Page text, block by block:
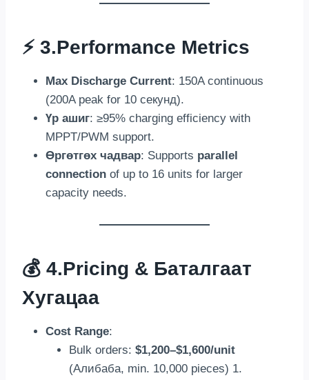
⚡ 3.Performance Metrics
Max Discharge Current: 150A continuous
(200A peak for 10 секунд).
Үр ашиг: ≥95% charging efficiency with
MPPT/PWM support.
Өргөтгөх чадвар: Supports parallel
connection of up to 16 units for larger
capacity needs.
💰 4.Pricing & Баталгаат
Хугацаа
Cost Range:
Bulk orders: $1,200–$1,600/unit
(Алибаба, min. 10,000 pieces) 1.